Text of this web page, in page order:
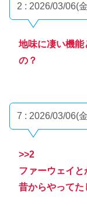
2 : 2026/03/06(
地味に凄い機
の？
7 : 2026/03/06(
>>2
ファーウェイ
昔からやってた